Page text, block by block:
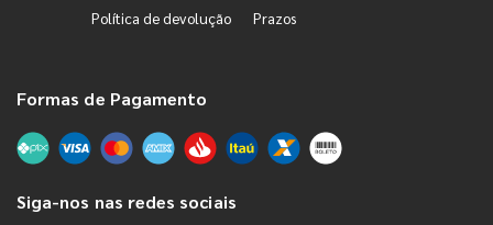
Política de devolução Prazos
Formas de Pagamento
Siga-nos nas redes sociais